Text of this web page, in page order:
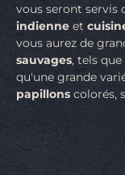
vous seront servis
indienne et
vous aurez de
sauvages, tels que
qu'une grande
papillons colorés,